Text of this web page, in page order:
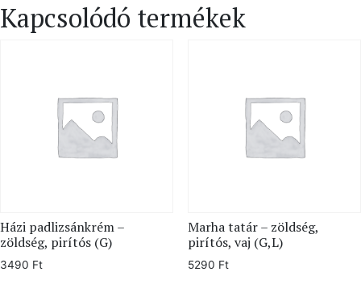
Kapcsolódó termékek
Házi padlizsánkrém –
zöldség, pirítós (G)
3490 Ft
Marha tatár – zöldség,
pirítós, vaj (G,L)
5290 Ft